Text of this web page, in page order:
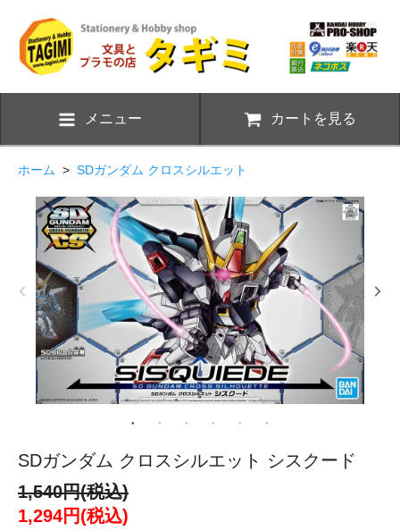
メニュー カートを見る
ホーム > SDガンダム クロスシルエット
SDガンダム クロスシルエット シスクード
1,540円(税込)
1,294円(税込)